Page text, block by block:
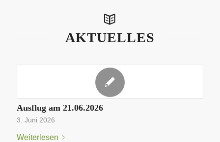
AKTUELLES
Ausflug am 21.06.2026
3. Juni 2026
Weiterlesen